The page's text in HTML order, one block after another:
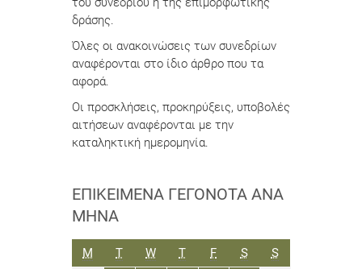
δράσης.
Όλες οι ανακοινώσεις των συνεδρίων
αναφέρονται στο ίδιο άρθρο που τα
αφορά.
Οι προσκλήσεις, προκηρύξεις, υποβολές
αιτήσεων αναφέρονται με την
καταληκτική ημερομηνία.
ΕΠΙΚΕΊΜΕΝΑ ΓΕΓΟΝΌΤΑ ΑΝΆ
ΜΉΝΑ
M ΔΕΥΤΈΡΑ
TΤΡΊΤΗ
WΤΕΤΆΡΤΗ
TΠΈΜΠΤΗ
FΠΑΡΑΣΚΕΥΉ
SΣΆΒΒΑΤΟ
SΚΥΡΙΑΚΉ